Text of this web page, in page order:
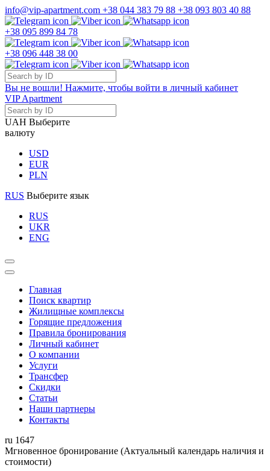
info@vip-apartment.com +38 044 383 79 88 +38 093 803 40 88
+38 095 899 84 78
+38 096 448 38 00
Вы не вошли! Нажмите, чтобы войти в личный кабинет
VIP Apartment
UAH Выберите
валюту
USD
EUR
PLN
RUS Выберите язык
RUS
UKR
ENG
Главная
Поиск квартир
Жилищные комплексы
Горящие предложения
Правила бронирования
Личный кабинет
О компании
Услуги
Трансфер
Скидки
Статьи
Наши партнеры
Контакты
ru 1647
Мгновенное бронирование (Актуальный календарь наличия и
стоимости)